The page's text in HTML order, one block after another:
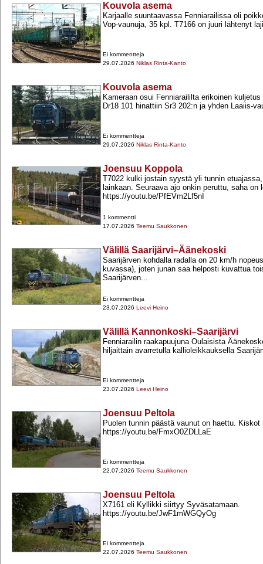
Kouvola asema
Karjaalle suuntaavassa Fenniarailissa oli
Vop-​vaunuja, 35 kpl. T7166 on juuri lähtenyt
Ei kommentteja
29.07.2026 Niklas Rinta-Kanto
Kouvola asema
Kameraan osui Fenniaraililta erikoinen
Dr18 101 hinattiin Sr3 202:n ja yhden Laaiis-​
Ei kommentteja
29.07.2026 Niklas Rinta-Kanto
Joensuu Koppola
T7022 kulki jostain syystä yli tunnin
lainkaan. Seuraava ajo onkin peruttu, saha on
https://youtu.be/PfEVm2Lf5nI
1 kommentti
17.07.2026 Teemu Saukkonen
Välillä Saarijärvi–Äänekoski
Saarijärven kohdalla radalla on 20 km/h
kuvassa), joten junan saa helposti kuvattua
Saarijärven...
Ei kommentteja
23.07.2026 Leevi Heino
Välillä Kannonkoski–Saarijärvi
Fenniarailin raakapuujuna Oulaisista
hiljaittain avarretulla kallioleikkauksella
Ei kommentteja
23.07.2026 Leevi Heino
Joensuu Peltola
Puolen tunnin päästä vaunut on haettu.
https://youtu.be/FmxO0ZDLLaE
Ei kommentteja
22.07.2026 Teemu Saukkonen
Joensuu Peltola
X7161 eli Kyllikki siirtyy Syväsatamaan.
https://youtu.be/JwF1mWGQyOg
Ei kommentteja
22.07.2026 Teemu Saukkonen